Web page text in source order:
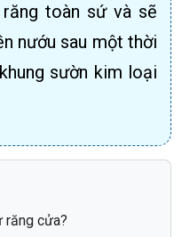
toàn sứ và sẽ
nướu sau một thời
sườn kim loại
răng cửa?